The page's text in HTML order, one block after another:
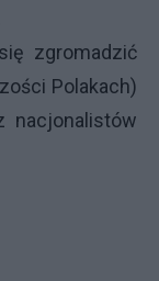
zgromadzić
Polakach)
nacjonalistów